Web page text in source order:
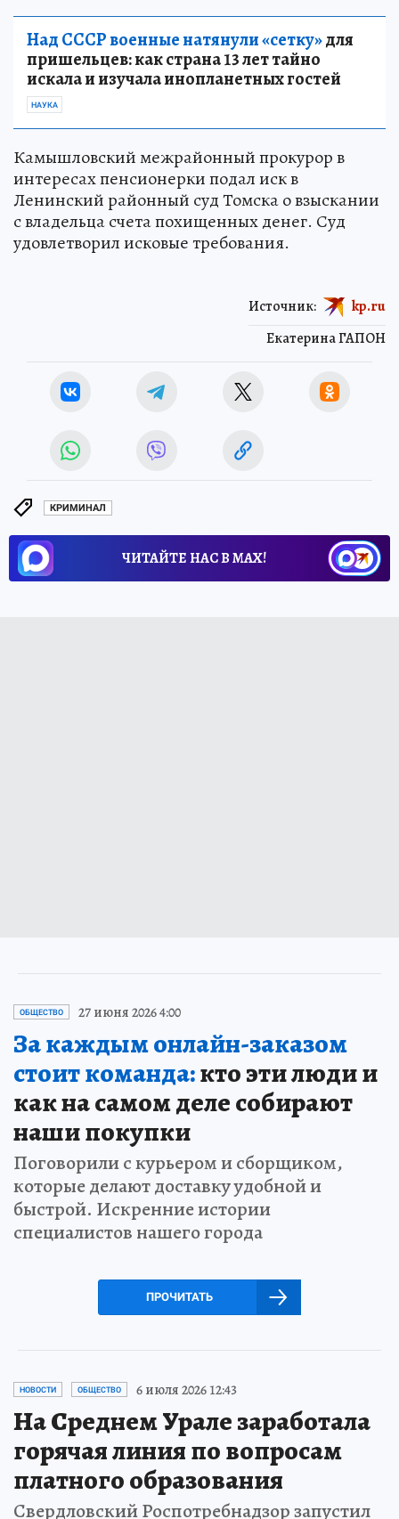
Над СССР военные натянули «сетку»для
пришельцев: как страна 13 лет тайно
искала и изучала инопланетных гостей
НАУКА
Камышловский межрайонный прокурор в
интересах пенсионерки подал иск в
Ленинский районный суд Томска о взыскании
с владельца счета похищенных денег. Суд
удовлетворил исковые требования.
Екатерина ГАПОН
Источник: kp.ru
КРИМИНАЛ
ЧИТАЙТЕ НАС В МАХ!
ОБЩЕСТВО 27 июня 2026 4:00
За каждым онлайн-заказом
стоит команда:кто эти люди и
как на самом деле собирают
наши покупки
Поговорили с курьером и сборщиком,
которые делают доставку удобной и
быстрой. Искренние истории
специалистов нашего города
ПРОЧИТАТЬ
НОВОСТИ ОБЩЕСТВО 6 июля 2026 12:43
На Среднем Урале заработала
горячая линия по вопросам
платного образования
Свердловский Роспотребнадзор запустил